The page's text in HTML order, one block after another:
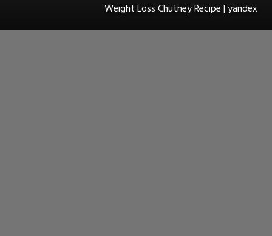
Weight Loss Chutney Recipe | yandex